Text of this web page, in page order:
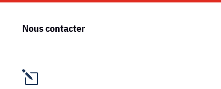
Nous contacter
l